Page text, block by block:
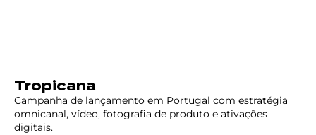
Tropicana
Campanha de lançamento em Portugal com estratégia
omnicanal, vídeo, fotografia de produto e ativações
digitais.